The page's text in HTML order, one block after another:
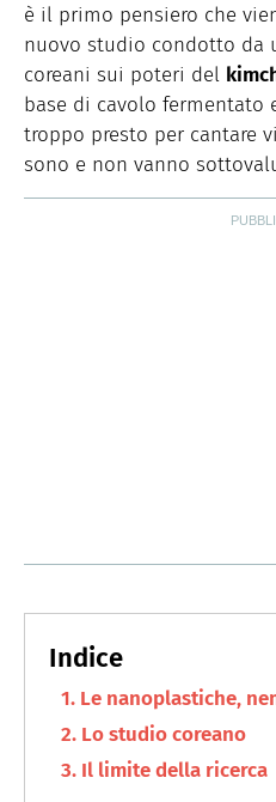
è il primo pensiero che
nuovo studio condotto da
coreani sui poteri del
base di cavolo fermentato
troppo presto per cantare
sono e non vanno
Le nanoplastiche,
Lo studio coreano
Il limite della ricerca